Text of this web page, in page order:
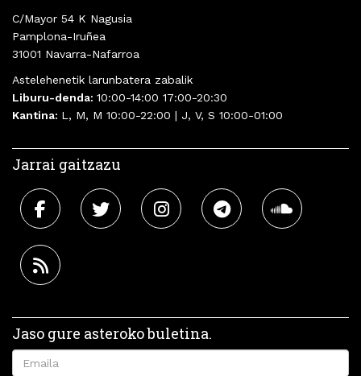
C/Mayor 54 K Nagusia
Pamplona-Iruñea
31001 Navarra-Nafarroa
Astelehenetik larunbatera zabalik
Liburu-denda: 10:00-14:00 17:00-20:30
Kantina: L, M, M 10:00-22:00 | J, V, S 10:00-01:00
Jarrai gaitzazu
Jaso gure asteroko buletina.